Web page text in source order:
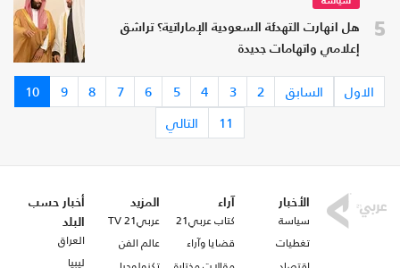
5
هل انهارت التهدئة السعودية الإماراتية؟ تراشق
إعلامي واتهامات جديدة
الاول السابق 2
3
4
5
6
7
8
9
10
11
التالي
الأخبار
سياسة
تغطيات
آراء
كتاب عربي21
قضايا وآراء
المزيد
عربي21 TV
عالم الفن
أخبار حسب
البلد
العراق
ليبيا